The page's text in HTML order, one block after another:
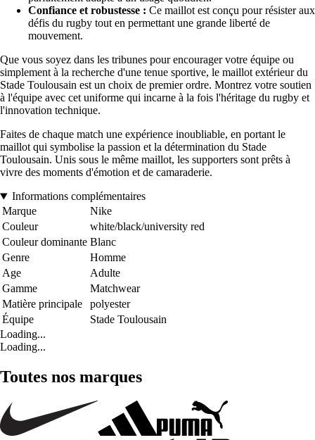
Confiance et robustesse : Ce maillot est conçu pour résister aux
défis du rugby tout en permettant une grande liberté de
mouvement.
Que vous soyez dans les tribunes pour encourager votre équipe ou
simplement à la recherche d'une tenue sportive, le maillot extérieur du
Stade Toulousain est un choix de premier ordre. Montrez votre soutien
à l'équipe avec cet uniforme qui incarne à la fois l'héritage du rugby et
l'innovation technique.
Faites de chaque match une expérience inoubliable, en portant le
maillot qui symbolise la passion et la détermination du Stade
Toulousain. Unis sous le même maillot, les supporters sont prêts à
vivre des moments d'émotion et de camaraderie.
Informations complémentaires
Marque
Nike
Couleur
white/black/university red
Couleur dominante Blanc
Genre
Homme
Age
Adulte
Gamme
Matchwear
Matière principale
polyester
Équipe
Stade Toulousain
Loading...
Loading...
Toutes nos marques